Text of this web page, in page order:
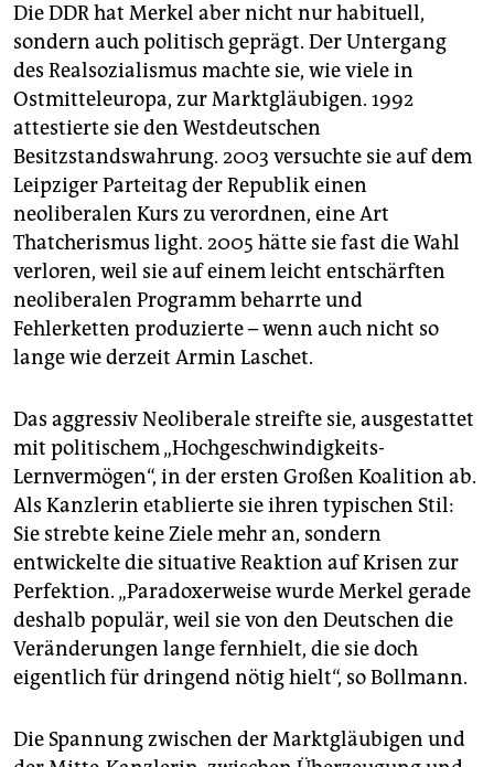
Die DDR hat Merkel aber nicht nur habituell,
sondern auch politisch geprägt. Der Untergang
des Realsozialismus machte sie, wie viele in
Ostmitteleuropa, zur Marktgläubigen. 1992
attestierte sie den Westdeutschen
Besitzstandswahrung. 2003 versuchte sie auf dem
Leipziger Parteitag der Republik einen
neoliberalen Kurs zu verordnen, eine Art
Thatcherismus light. 2005 hätte sie fast die Wahl
verloren, weil sie auf einem leicht entschärften
neoliberalen Programm beharrte und
Fehlerketten produzierte – wenn auch nicht so
lange wie derzeit Armin Laschet.
Das aggressiv Neoliberale streifte sie, ausgestattet
mit politischem „Hochgeschwindigkeits-
Lernvermögen“, in der ersten Großen Koalition ab.
Als Kanzlerin etablierte sie ihren typischen Stil:
Sie strebte keine Ziele mehr an, sondern
entwickelte die situative Reaktion auf Krisen zur
Perfektion. „Paradoxerweise wurde Merkel gerade
deshalb populär, weil sie von den Deutschen die
Veränderungen lange fernhielt, die sie doch
eigentlich für dringend nötig hielt“, so Bollmann.
Die Spannung zwischen der Marktgläubigen und